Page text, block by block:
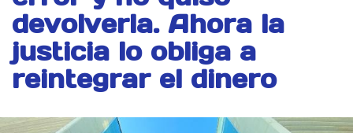
devolverla. Ahora la
justicia lo obliga a
reintegrar el dinero